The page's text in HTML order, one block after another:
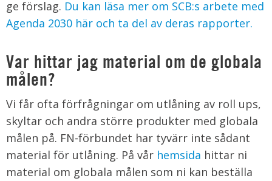
ge förslag. Du kan läsa mer om SCB:s arbete med
Agenda 2030 här och ta del av deras rapporter.
Var hittar jag material om de globala
målen?
Vi får ofta förfrågningar om utlåning av roll ups,
skyltar och andra större produkter med globala
målen på. FN-förbundet har tyvärr inte sådant
material för utlåning. På vår hemsida hittar ni
material om globala målen som ni kan beställa